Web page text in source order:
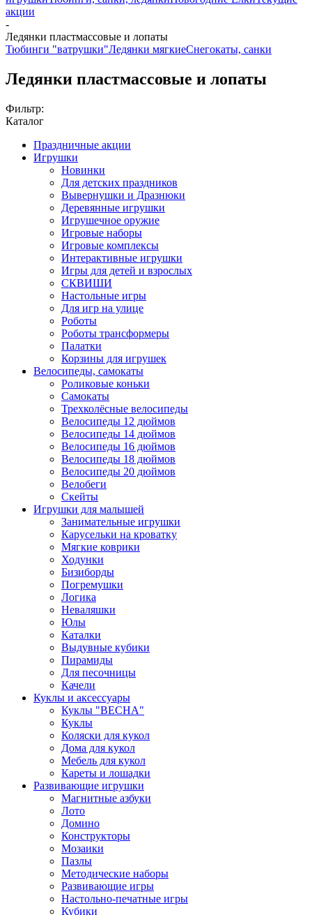
акции
-
Ледянки пластмассовые и лопаты
Тюбинги "ватрушки"Ледянки мягкиеСнегокаты, санки
Ледянки пластмассовые и лопаты
Фильтр:
Каталог
Праздничные акции
Игрушки
Новинки
Для детских праздников
Вывернушки и Дразнюки
Деревянные игрушки
Игрушечное оружие
Игровые наборы
Игровые комплексы
Интерактивные игрушки
Игры для детей и взрослых
СКВИШИ
Настольные игры
Для игр на улице
Роботы
Роботы трансформеры
Палатки
Корзины для игрушек
Велосипеды, самокаты
Роликовые коньки
Самокаты
Трехколёсные велосипеды
Велосипеды 12 дюймов
Велосипеды 14 дюймов
Велосипеды 16 дюймов
Велосипеды 18 дюймов
Велосипеды 20 дюймов
Велобеги
Скейты
Игрушки для малышей
Занимательные игрушки
Карусельки на кроватку
Мягкие коврики
Ходунки
Бизиборды
Погремушки
Логика
Неваляшки
Юлы
Каталки
Выдувные кубики
Пирамиды
Для песочницы
Качели
Куклы и аксессуары
Куклы "ВЕСНА"
Куклы
Коляски для кукол
Дома для кукол
Мебель для кукол
Кареты и лошадки
Развивающие игрушки
Магнитные азбуки
Лото
Домино
Конструкторы
Мозаики
Пазлы
Методические наборы
Развивающие игры
Настольно-печатные игры
Кубики